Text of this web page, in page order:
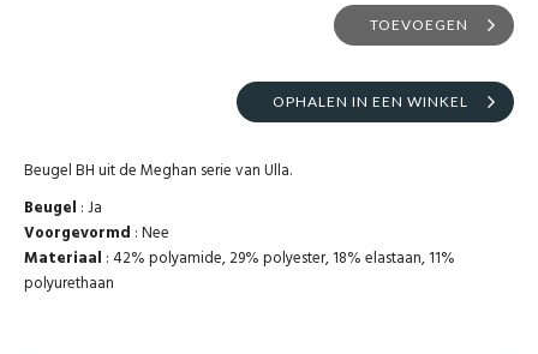
TOEVOEGEN
OPHALEN IN EEN WINKEL
Beugel BH uit de Meghan serie van Ulla.
Beugel : Ja
Voorgevormd : Nee
Materiaal : 42% polyamide, 29% polyester, 18% elastaan, 11%
polyurethaan